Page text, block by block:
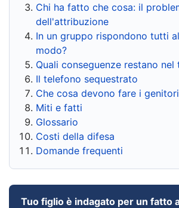
Chi ha fatto che cosa: il
dell'attribuzione
In un gruppo rispondono tutti
modo?
Quali conseguenze restano nel
Il telefono sequestrato
Che cosa devono fare i
Miti e fatti
Glossario
Costi della difesa
Domande frequenti
Tuo figlio è indagato per un fatto